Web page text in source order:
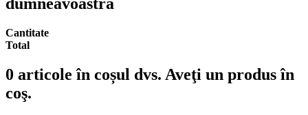
dumneavoastră
Cantitate
Total
0 articole în coșul dvs. Aveţi un produs în
coş.